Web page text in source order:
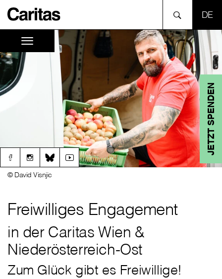
JETZT SPENDEN
Freiwilliges Engagement
in der Caritas Wien &
Niederösterreich-Ost
© David Visnjic
Zum Glück gibt es Freiwillige!